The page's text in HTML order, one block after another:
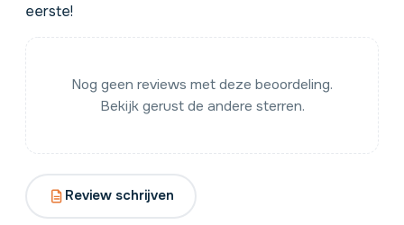
eerste!
Nog geen reviews met deze beoordeling.
Bekijk gerust de andere sterren.
Review schrijven